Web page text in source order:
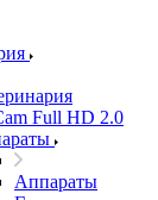
Full HD 2.0
Аппараты